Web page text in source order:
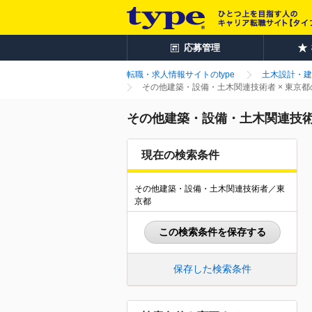
応募管理
転職・求人情報サイトのtype
土木設計・
その他建築・設備・土木関連技術者 × 東京
その他建築・設備・土木関連技
現在の検索条件
その他建築・設備・土木関連技術者／東
京都
この検索条件を保存する
保存した検索条件